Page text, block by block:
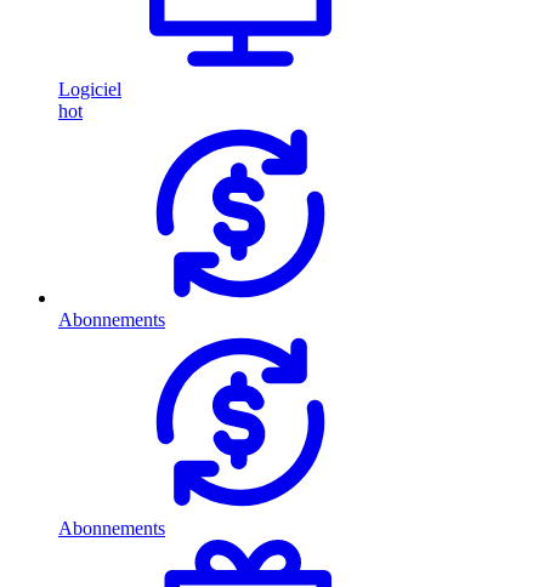
Logiciel
hot
Abonnements
Abonnements